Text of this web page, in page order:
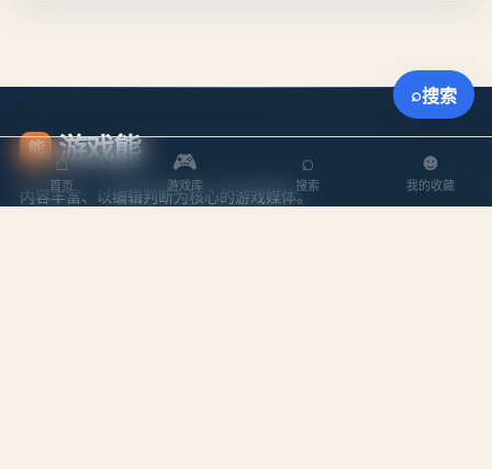
熊 游戏熊
内容丰富、以编辑判断为核心的游戏媒体。
⌂
首页
🎮
游戏库
⌕
搜索
☻
我的收藏
⌕搜索